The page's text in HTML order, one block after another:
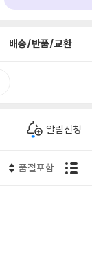
배송/반품/교환
알림신청
품절포함